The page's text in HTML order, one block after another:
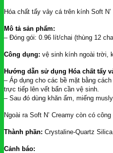
Hóa chất tẩy vảy cá trên kính Soft
Mô tả sản phẩm:
– Đóng gói: 0.96 lít/chai (thùng 12
Công dụng: vệ sinh kính ngoài trời,
Hướng dẫn sử dụng Hóa chất tẩy
– Áp dụng cho các bề mặt bằng
trực tiếp lên vết bẩn cần vệ sinh.
– Sau đó dùng khăn ẩm, miếng
Ngoài ra Soft N’ Creamy còn có
Thành phần: Crystaline-Quartz
Cảnh báo: